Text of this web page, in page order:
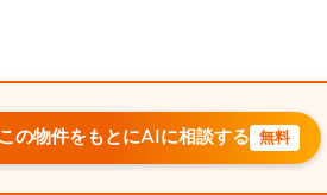
の物件をもとにAIに相談する 無料